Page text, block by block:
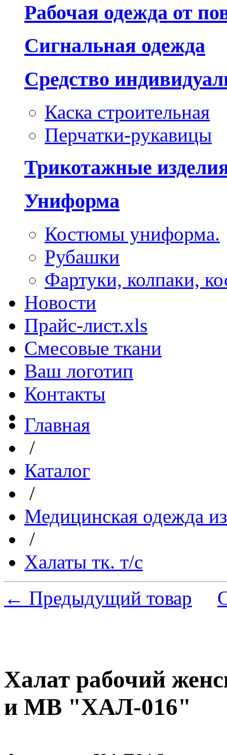
Рабочая одежда от
Сигнальная одежда
Средство
Каска строительная
Перчатки-рукавицы
Трикотажные
Униформа
Костюмы униформа.
Рубашки
Фартуки, колпаки,
Новости
Прайс-лист.xls
Смесовые ткани
Ваш логотип
Контакты
Главная
/
Каталог
/
Медицинская одежда
/
Халаты тк. т/с
← Предыдущий товар
Халат рабочий
и МВ "ХАЛ-016"